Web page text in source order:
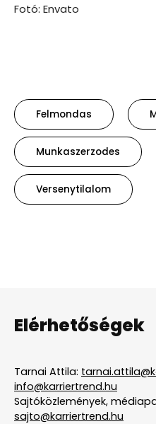
Fotó: Envato
Felmondas
Munkaszerzodes
Versenytilalom
Elérhetőségek
Tarnai Attila:
info@karriertrend.hu
Sajtóközlemények,
sajto@karriertrend.hu